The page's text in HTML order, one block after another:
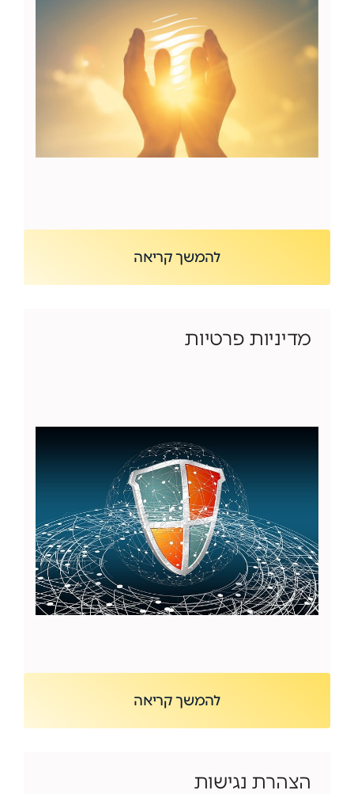
להמשך קריאה
מדיניות פרטיות
להמשך קריאה
הצהרת נגישות